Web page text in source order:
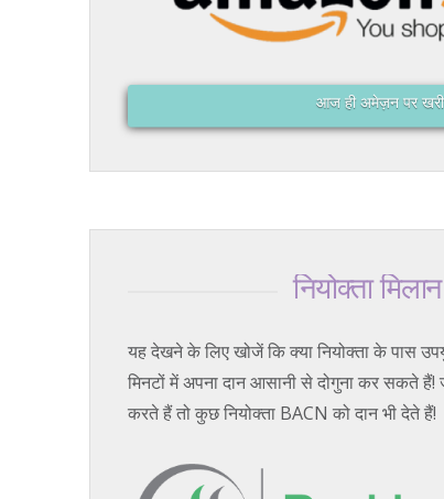
आज ही अमेज़न पर
नियोक्ता
यह देखने के लिए खोजें कि क्या नियोक्ता के पास
मिनटों में अपना दान आसानी से दोगुना कर सकते
करते हैं तो कुछ नियोक्ता BACN को दान भी देते हैं!